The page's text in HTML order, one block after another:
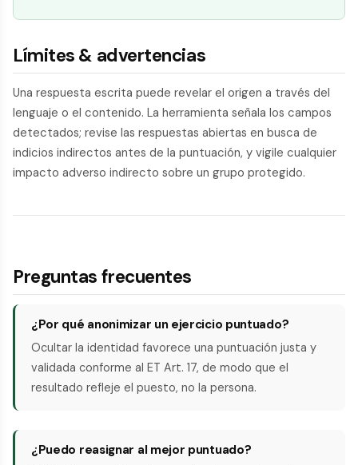
Límites & advertencias
Una respuesta escrita puede revelar el origen a través del
lenguaje o el contenido. La herramienta señala los campos
detectados; revise las respuestas abiertas en busca de
indicios indirectos antes de la puntuación, y vigile cualquier
impacto adverso indirecto sobre un grupo protegido.
Preguntas frecuentes
¿Por qué anonimizar un ejercicio puntuado?
Ocultar la identidad favorece una puntuación justa y
validada conforme al ET Art. 17, de modo que el
resultado refleje el puesto, no la persona.
¿Puedo reasignar al mejor puntuado?